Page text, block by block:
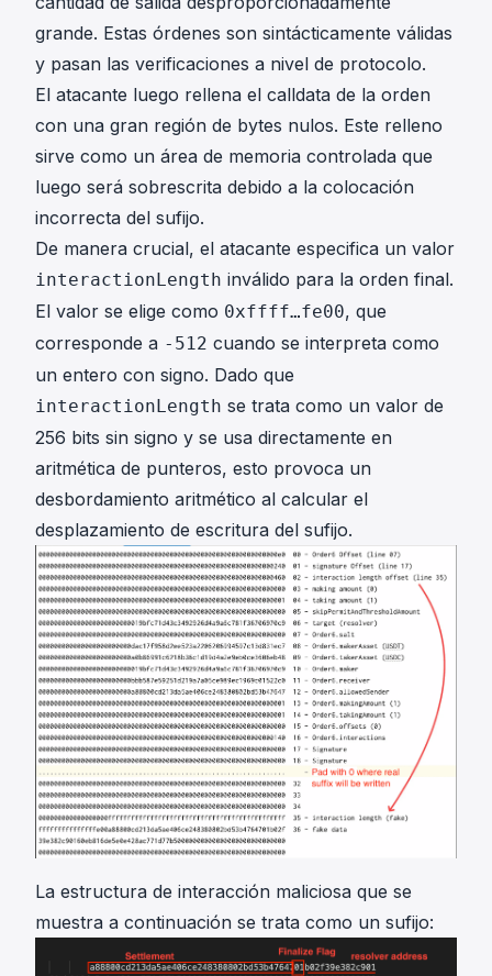
grande. Estas órdenes son sintácticamente válidas
y pasan las verificaciones a nivel de protocolo.
El atacante luego rellena el calldata de la orden
con una gran región de bytes nulos. Este relleno
sirve como un área de memoria controlada que
luego será sobrescrita debido a la colocación
incorrecta del sufijo.
De manera crucial, el atacante especifica un valor
interactionLength inválido para la orden final.
El valor se elige como 0xffff…fe00, que
corresponde a -512 cuando se interpreta como
un entero con signo. Dado que
interactionLength se trata como un valor de
256 bits sin signo y se usa directamente en
aritmética de punteros, esto provoca un
desbordamiento aritmético al calcular el
desplazamiento de escritura del sufijo.
La estructura de interacción maliciosa que se
muestra a continuación se trata como un sufijo: